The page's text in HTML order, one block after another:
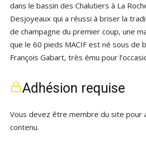
dans le bassin des Chalutiers à La
Desjoyeaux qui a réussi à briser la
de champagne du premier coup, une
que le 60 pieds MACIF est né sous de
François Gabart, très ému pour
Adhésion requise
Vous devez être membre du site pour
contenu.